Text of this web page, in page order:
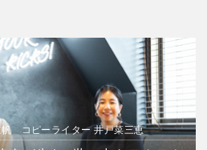
コピーライター 井戸菜三恵